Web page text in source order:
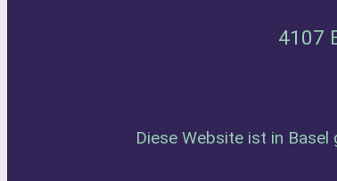
4107
Diese Website ist in